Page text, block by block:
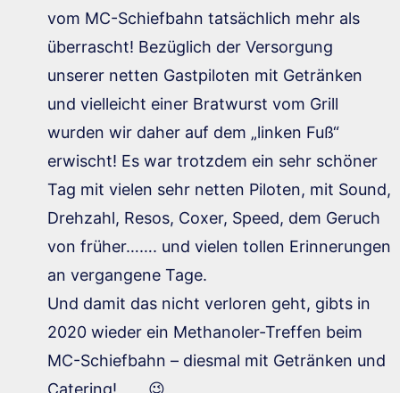
vom MC-Schiefbahn tatsächlich mehr als
überrascht! Bezüglich der Versorgung
unserer netten Gastpiloten mit Getränken
und vielleicht einer Bratwurst vom Grill
wurden wir daher auf dem „linken Fuß“
erwischt! Es war trotzdem ein sehr schöner
Tag mit vielen sehr netten Piloten, mit Sound,
Drehzahl, Resos, Coxer, Speed, dem Geruch
von früher……. und vielen tollen Erinnerungen
an vergangene Tage.
Und damit das nicht verloren geht, gibts in
2020 wieder ein Methanoler-Treffen beim
MC-Schiefbahn – diesmal mit Getränken und
Catering! 😉